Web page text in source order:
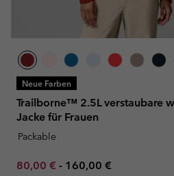
Neue Farben
Trailborne™ 2.5L verstaubare
Jacke für Frauen
Packable
Minimum sale price:
80,00 € - Maximum price:
160,00 €